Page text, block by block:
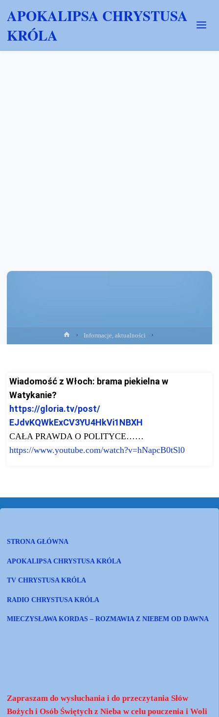
APOKALIPSA CHRYSTUSA
KRÓLA
Strona
główna
Informacje, aktualności
Wiadomość z Włoch: brama piekielna w
Watykanie?
https://gloria.tv/post/
EJdvKQWkExCV3YU4HkVi1NBXH
CAŁA PRAWDA O POLITYCE……
https://www.youtube.com/watch?v=hNapcB0tSl0
STRONA GŁÓWNA
APOKALIPSA CHRYSTUSA KRÓLA
TV CHRYSTUSA KRÓLA
RADIO CHRYSTUSA KRÓLA
MIECZYSŁAWA KORDAS – ROZMAWIA Z NIEBEM OD DAWNA
Zapraszam do wysłuchania i do przeczytania Słów
Bożych i Osób Świętych z Nieba w celu pouczenia i Woli